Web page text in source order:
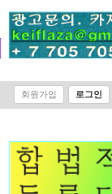
회원가입 로그인